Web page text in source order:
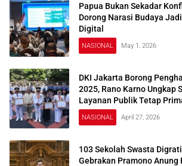
Papua Bukan Sekadar
Dorong Narasi Budaya
Digital
NASIONAL May 1, 2026
DKI Jakarta Borong
2025, Rano Karno Ungkap
Layanan Publik Tetap
NASIONAL April 27, 2026
103 Sekolah Swasta
Gebrakan Pramono Anung